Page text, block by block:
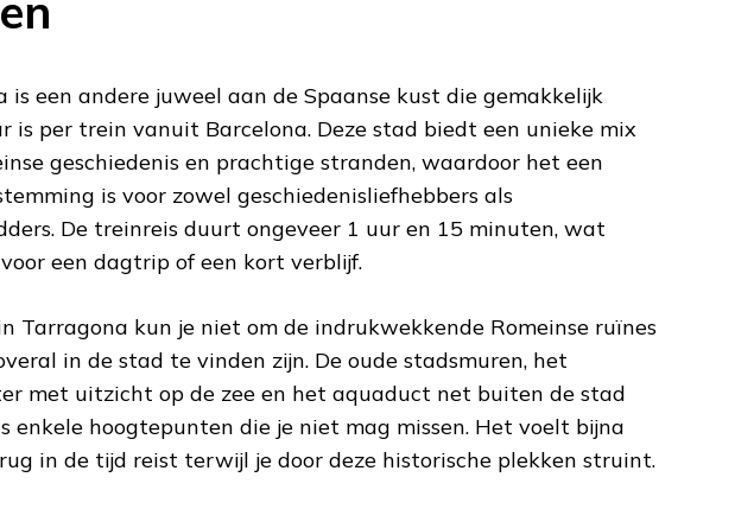
is een andere juweel aan de Spaanse kust die gemakkelijk
is per trein vanuit Barcelona. Deze stad biedt een unieke mix
geschiedenis en prachtige stranden, waardoor het een
is voor zowel geschiedenisliefhebbers als
De treinreis duurt ongeveer 1 uur en 15 minuten, wat
een dagtrip of een kort verblijf.
Tarragona kun je niet om de indrukwekkende Romeinse ruïnes
in de stad te vinden zijn. De oude stadsmuren, het
met uitzicht op de zee en het aquaduct net buiten de stad
enkele hoogtepunten die je niet mag missen. Het voelt bijna
in de tijd reist terwijl je door deze historische plekken struint.